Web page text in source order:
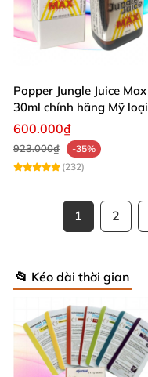
Popper Jungle Juice Max
30ml chính hãng Mỹ loại
mạnh cho Top Bot
600.000₫
923.000₫
-35%
(232)
1 2
📂 Kéo dài thời gian